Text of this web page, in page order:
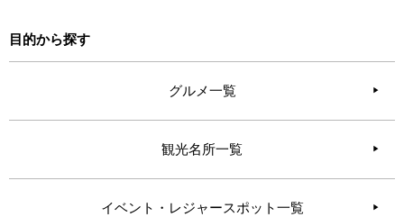
目的から探す
グルメ一覧
観光名所一覧
イベント・レジャースポット一覧